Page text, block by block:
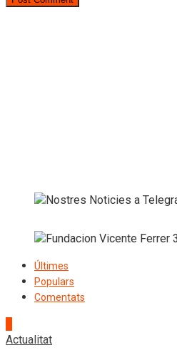
Últimes
Populars
Comentats
Actualitat